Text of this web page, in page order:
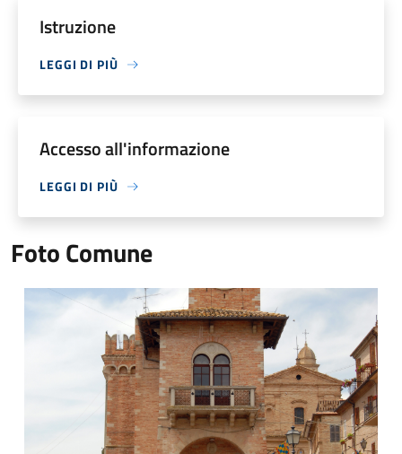
Istruzione
LEGGI DI PIÙ
Accesso all'informazione
LEGGI DI PIÙ
Foto Comune
Foto Comune